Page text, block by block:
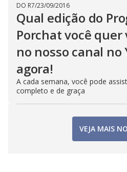
DO R7/23/09/2016
Qual edição do
Porchat você
no nosso canal no
agora!
A cada semana, você pode
completo e de graça
VEJA MAIS